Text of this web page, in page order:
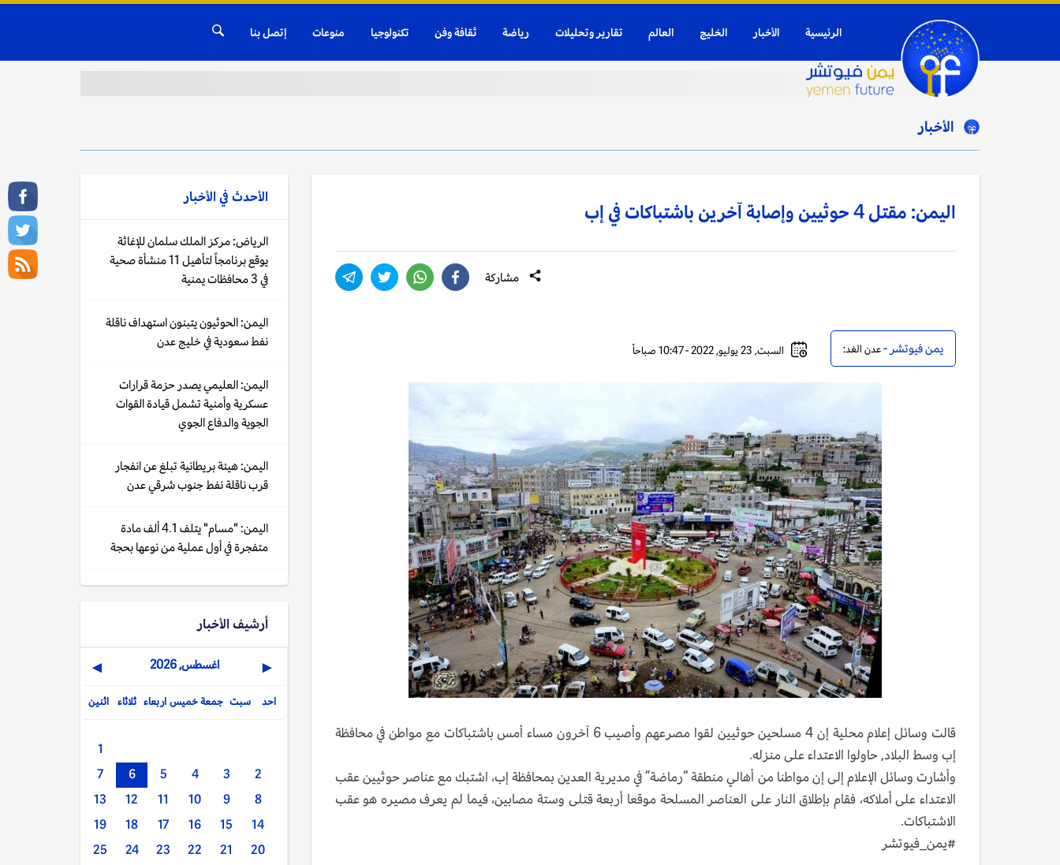
الرئيسية الأخبار الخليج العالم تقارير وتحليلات رياضة ثقافة وفن تكنولوجيا منوعات إتصل بنا
الأخبار
اليمن: مقتل 4 حوثيين وإصابة آخرين باشتباكات في إب
مشاركة
يمن فيوتشر -عدن الغد: السبت, 23 يوليو, 2022 - 10:47 صباحاً
قالت وسائل إعلام محلية إن 4 مسلحين حوثيين لقوا مصرعهم وأصيب 6 آخرون مساء أمس باشتباكات مع مواطن في محافظة
إب وسط البلاد, حاولوا الاعتداء على منزله.
وأشارت وسائل الإعلام إلى إن مواطنا من أهالي منطقة “رماضة” في مديرية العدين بمحافظة إب، اشتبك مع عناصر حوثيين عقب
الاعتداء على أملاكه، فقام بإطلاق النار على العناصر المسلحة موقعا أربعة قتلى وستة مصابين، فيما لم يعرف مصيره هو عقب
الاشتباكات.
#يمن_فيوتشر
الأحدث في الأخبار
الرياض: مركز الملك سلمان للإغاثة
يوقع برنامجاً لتأهيل 11 منشأة صحية
في 3 محافظات يمنية
اليمن: الحوثيون يتبنون استهداف ناقلة
نفط سعودية في خليج عدن
اليمن: العليمي يصدر حزمة قرارات
عسكرية وأمنية تشمل قيادة القوات
الجوية والدفاع الجوي
اليمن: هيئة بريطانية تبلغ عن انفجار
قرب ناقلة نفط جنوب شرقي عدن
اليمن: "مسام" يتلف 4.1 ألف مادة
متفجرة في أول عملية من نوعها بحجة
أرشيف الأخبار
◀ اغسطس, 2026 ▶
اثنين ثلاثاء اربعاء خميس جمعة سبت احد
1
2
3
4
5
6
7
8
9
10
11
12
13
14
15
16
17
18
19
20
21
22
23
24
25